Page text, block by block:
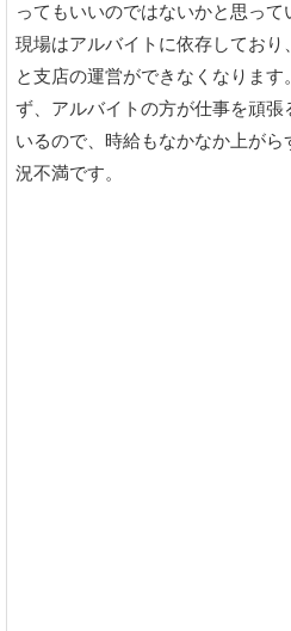
ってもいいのではないかと思って
現場はアルバイトに依存してお
と支店の運営ができなくなりま
ず、アルバイトの方が仕事を頑張
いるので、時給もなかなか上が
況不満です。